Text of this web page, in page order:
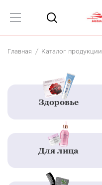
Главная Каталог продукции
Здоровье
Для лица